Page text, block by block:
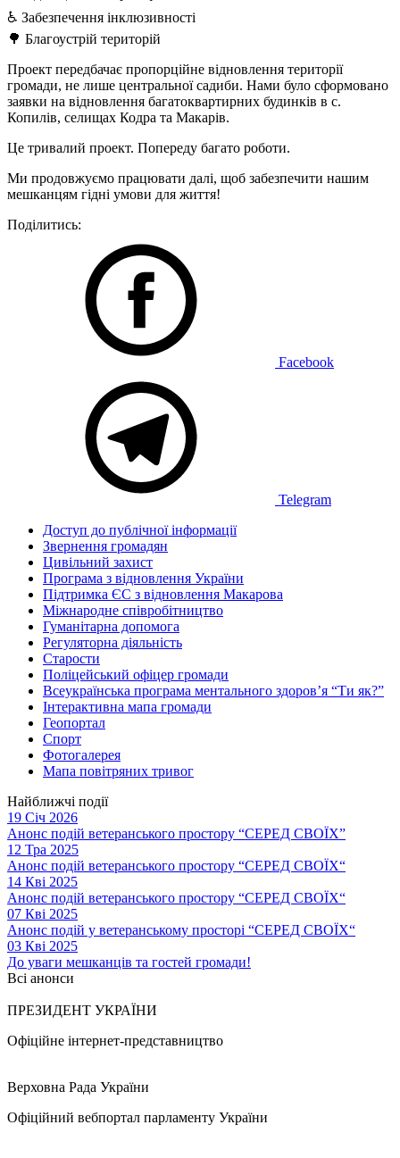
♿️ Забезпечення інклюзивності
🌳 Благоустрій територій
Проект передбачає пропорційне відновлення території
громади, не лише центральної садиби. Нами було сформовано
заявки на відновлення багатоквартирних будинків в с.
Копилів, селищах Кодра та Макарів.
Це тривалий проект. Попереду багато роботи.
Ми продовжуємо працювати далі, щоб забезпечити нашим
мешканцям гідні умови для життя!
Поділитись:
Facebook
Telegram
Доступ до публічної інформації
Звернення громадян
Цивільний захист
Програма з відновлення України
Підтримка ЄС з відновлення Макарова
Міжнародне співробітництво
Гуманітарна допомога
Регуляторна діяльність
Старости
Поліцейський офіцер громади
Всеукраїнська програма ментального здоров’я “Ти як?”
Інтерактивна мапа громади
Геопортал
Спорт
Фотогалерея
Мапа повітряних тривог
Найближчі події
19 Січ 2026
Анонс подій ветеранського простору “СЕРЕД СВОЇХ”
12 Тра 2025
Анонс подій ветеранського простору “СЕРЕД СВОЇХ“
14 Кві 2025
Анонс подій ветеранського простору “СЕРЕД СВОЇХ“
07 Кві 2025
Анонс подій у ветеранському просторі “СЕРЕД СВОЇХ“
03 Кві 2025
До уваги мешканців та гостей громади!
Всі анонси
ПРЕЗИДЕНТ УКРАЇНИ
Офіційне інтернет-представництво
Верховна Рада України
Офіційний вебпортал парламенту України